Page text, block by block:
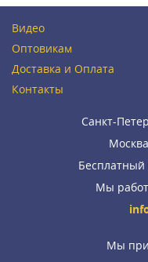
Видео
Оптовикам
Доставка и Оплата
Контакты
Санкт-
Москва
Мы
Мы